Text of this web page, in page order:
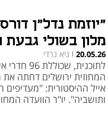
"יוזמת נדל"ן
מלון בשולי
20.05.26
| גיא נרדי
המחוזית ירושלים דחתה את
אייל ההיסטורית:
ותושביה". יו"ר הוועדה